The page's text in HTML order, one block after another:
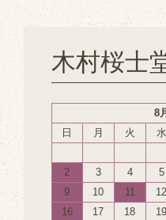
木村桜士
8
日
月 火 水
2 3 4
5
9
10 11
12
16
17 18
19